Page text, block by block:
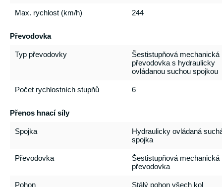
Max. rychlost (km/h) 244
Převodovka
Typ převodovky
Šestistupňová mechanická
převodovka s hydraulicky
ovládanou suchou spojkou
Počet rychlostních stupňů 6
Přenos hnací síly
Spojka
Hydraulicky ovládaná
spojka
Převodovka
Šestistupňová mechanická
převodovka
Pohon Stálý pohon všech kol